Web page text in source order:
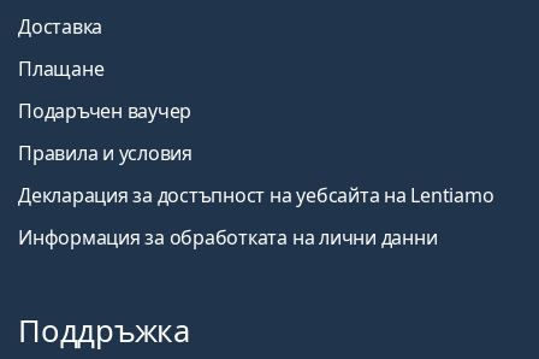
Доставка
Плащане
Подаръчен ваучер
Правила и условия
Декларация за достъпност на уебсайта на Lentiamo
Информация за обработката на лични данни
Поддръжка